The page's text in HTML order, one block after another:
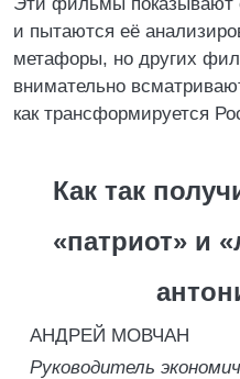
и пытаются её
метафоры, но других
внимательно
как трансформируется
Как так
«патриот» и
АНДРЕЙ МОВЧАН
Руководитель